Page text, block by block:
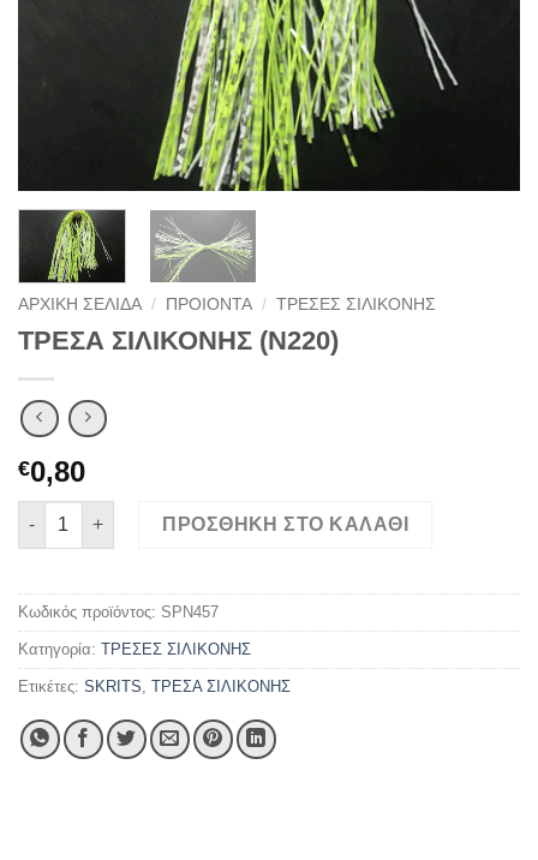
ΑΡΧΙΚΉ ΣΕΛΊΔΑ / ΠΡΟΙΟΝΤΑ / ΤΡΕΣΕΣ ΣΙΛΙΚΟΝΗΣ
ΤΡΕΣΑ ΣΙΛΙΚΟΝΗΣ (Ν220)
€0,80
ΤΡΕΣΑ ΣΙΛΙΚΟΝΗΣ (Ν220) ποσότητα
ΠΡΟΣΘΉΚΗ ΣΤΟ ΚΑΛΆΘΙ
Κωδικός προϊόντος: SPN457
Κατηγορία: ΤΡΕΣΕΣ ΣΙΛΙΚΟΝΗΣ
Ετικέτες: SKRITS ΤΡΕΣΑ ΣΙΛΙΚΟΝΗΣ